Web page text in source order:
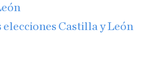
elecciones Castilla y León